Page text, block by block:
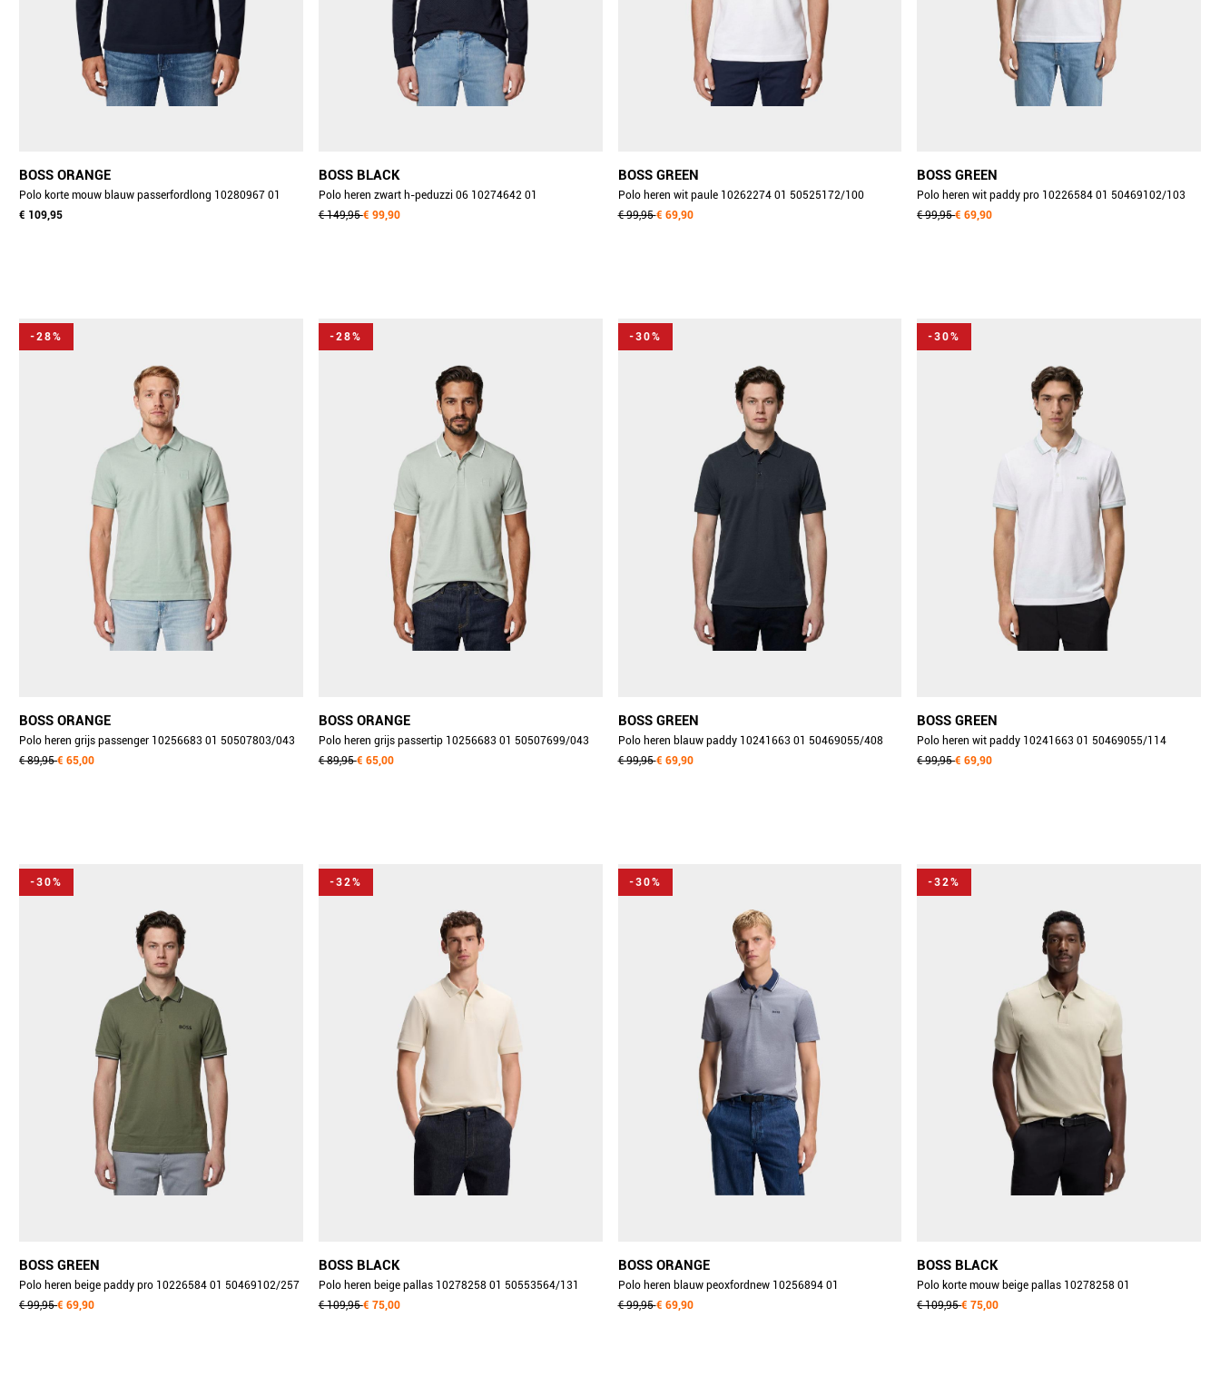
BOSS ORANGE
Polo korte mouw blauw passerfordlong 10280967 01
50566186/404
€ 109,95
BOSS BLACK
Polo heren zwart h-peduzzi 06 10274642 01
50549583/001
€ 149,95€ 99,90
BOSS GREEN
Polo heren wit paule 10262274 01 50525172/100
€ 99,95€ 69,90
BOSS GREEN
Polo heren wit paddy pro 10226584 01 50469102/103
€ 99,95€ 69,90
-28%
BOSS ORANGE
Polo heren grijs passenger 10256683 01 50507803/043
€ 89,95€ 65,00
-28%
BOSS ORANGE
Polo heren grijs passertip 10256683 01 50507699/043
€ 89,95€ 65,00
-30%
BOSS GREEN
Polo heren blauw paddy 10241663 01 50469055/408
€ 99,95€ 69,90
-30%
BOSS GREEN
Polo heren wit paddy 10241663 01 50469055/114
€ 99,95€ 69,90
-30%
BOSS GREEN
Polo heren beige paddy pro 10226584 01 50469102/257
€ 99,95€ 69,90
-32%
BOSS BLACK
Polo heren beige pallas 10278258 01 50553564/131
€ 109,95€ 75,00
-30%
BOSS ORANGE
Polo heren blauw peoxfordnew 10256894 01
50507814/464
€ 99,95€ 69,90
-32%
BOSS BLACK
Polo korte mouw beige pallas 10278258 01
50553564/286
€ 109,95€ 75,00